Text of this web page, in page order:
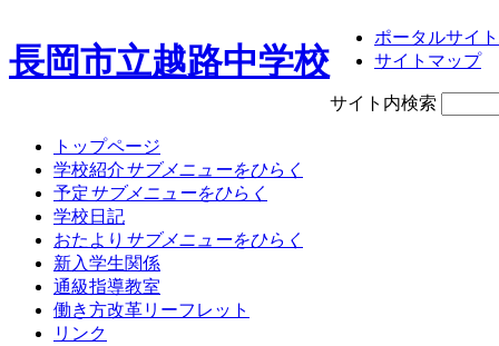
長岡市立越路中学校
ポータルサイト
サイトマップ
サイト内検索
トップページ
学校紹介サブメニューをひらく
予定サブメニューをひらく
学校日記
おたより サブメニューをひらく
新入学生関係
通級指導教室
働き方改革リーフレット
リンク